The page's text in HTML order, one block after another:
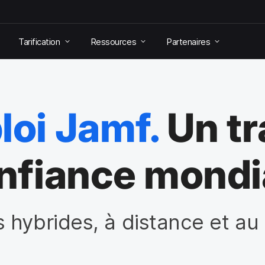
Tarification Ressources Partenaires
Jamf. Un
à distance et au